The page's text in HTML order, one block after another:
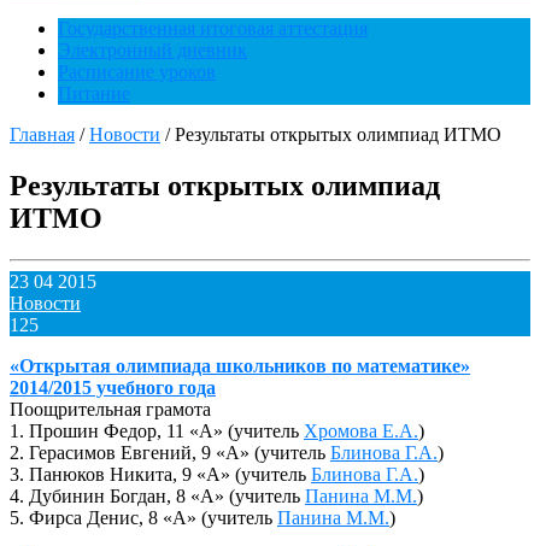
Государственная итоговая аттестация
Электронный дневник
Расписание уроков
Питание
Главная /Новости /Результаты открытых олимпиад ИТМО
Результаты открытых олимпиад
ИТМО
23 04 2015
Новости
125
«Открытая олимпиада школьников по математике»
2014/2015 учебного года
Поощрительная грамота
1. Прошин Федор, 11 «А» (учитель Хромова Е.А.)
2. Герасимов Евгений, 9 «А» (учитель Блинова Г.А.)
3. Панюков Никита, 9 «А» (учитель Блинова Г.А.)
4. Дубинин Богдан, 8 «А» (учитель Панина М.М.)
5. Фирса Денис, 8 «А» (учитель Панина М.М.)